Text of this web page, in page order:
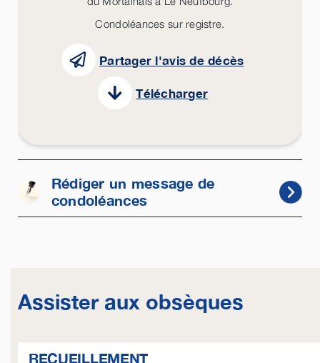
Condoléances sur registre.
Partager l'avis de décès
Télécharger
Rédiger un message de
condoléances
Assister aux obsèques
RECUEILLEMENT